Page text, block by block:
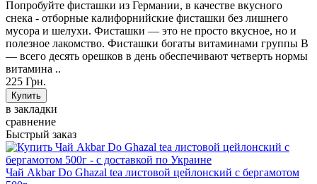
Попробуйте фисташки из Германии, в качестве вкусного
снека - отборные калифорнийские фисташки без лишнего
мусора и шелухи. Фисташки — это не просто вкусное, но и
полезное лакомство. Фисташки богаты витаминами группы В
— всего десять орешков в день обеспечивают четверть нормы
витамина ..
225 Грн.
в закладки
сравнение
Быстрый заказ
Чай Akbar Do Ghazal tea листовой цейлонский с бергамотом